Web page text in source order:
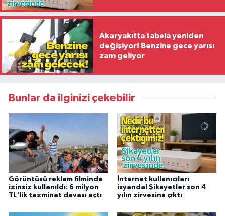
Akaryakıtta tabela yeniden
değişiyor! Benzine gece yarısı
zam geliyor
Bunlar da ilginizi çekebilir
Görüntüsü reklam filminde
izinsiz kullanıldı: 6 milyon
TL'lik tazminat davası açtı
İnternet kullanıcıları
isyanda! Şikayetler son 4
yılın zirvesine çıktı